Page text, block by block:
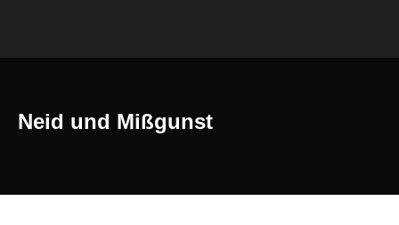
Neid und Mißgunst